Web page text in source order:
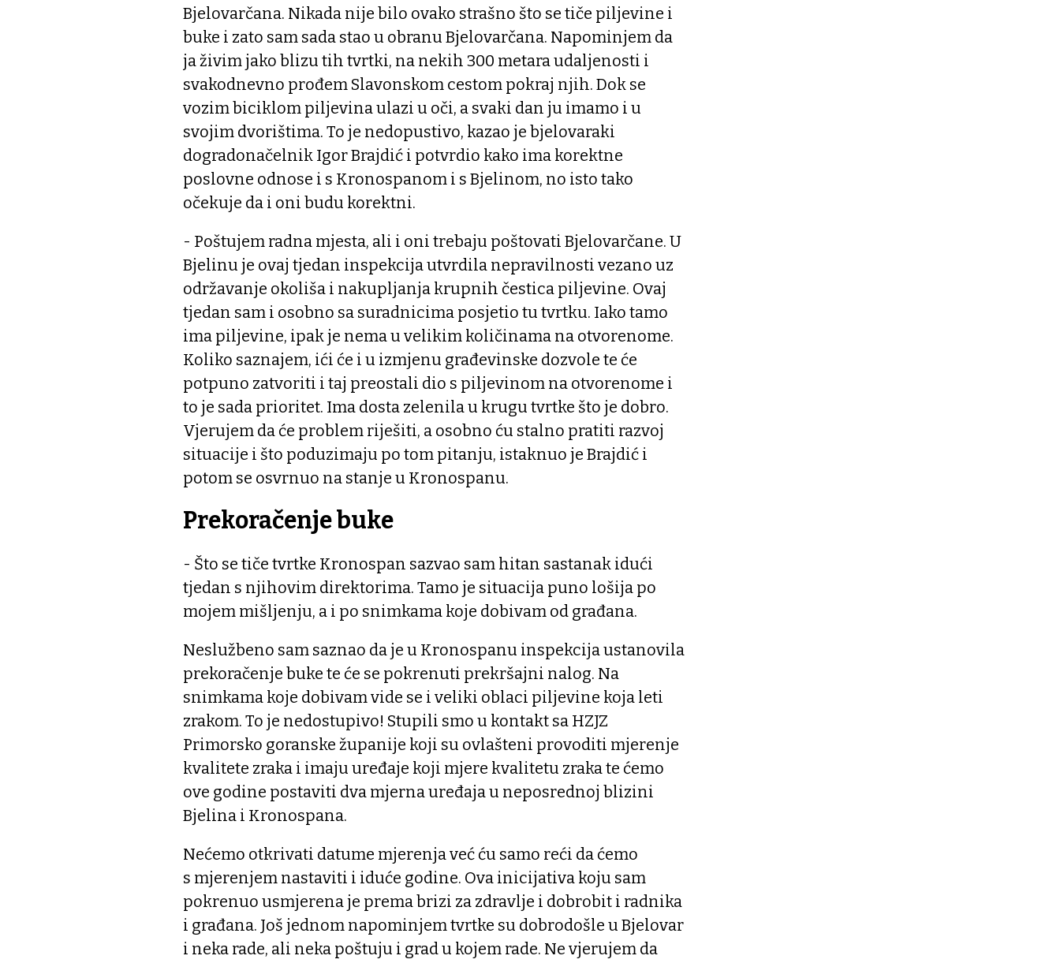
Bjelovarčana. Nikada nije bilo ovako strašno što se tiče piljevine i
buke i zato sam sada stao u obranu Bjelovarčana. Napominjem da
ja živim jako blizu tih tvrtki, na nekih 300 metara udaljenosti i
svakodnevno prođem Slavonskom cestom pokraj njih. Dok se
vozim biciklom piljevina ulazi u oči, a svaki dan ju imamo i u
svojim dvorištima. To je nedopustivo, kazao je bjelovaraki
dogradonačelnik Igor Brajdić i potvrdio kako ima korektne
poslovne odnose i s Kronospanom i s Bjelinom, no isto tako
očekuje da i oni budu korektni.
- Poštujem radna mjesta, ali i oni trebaju poštovati Bjelovarčane. U
Bjelinu je ovaj tjedan inspekcija utvrdila nepravilnosti vezano uz
održavanje okoliša i nakupljanja krupnih čestica piljevine. Ovaj
tjedan sam i osobno sa suradnicima posjetio tu tvrtku. Iako tamo
ima piljevine, ipak je nema u velikim količinama na otvorenome.
Koliko saznajem, ići će i u izmjenu građevinske dozvole te će
potpuno zatvoriti i taj preostali dio s piljevinom na otvorenome i
to je sada prioritet. Ima dosta zelenila u krugu tvrtke što je dobro.
Vjerujem da će problem riješiti, a osobno ću stalno pratiti razvoj
situacije i što poduzimaju po tom pitanju, istaknuo je Brajdić i
potom se osvrnuo na stanje u Kronospanu.
Prekoračenje buke
- Što se tiče tvrtke Kronospan sazvao sam hitan sastanak idući
tjedan s njihovim direktorima. Tamo je situacija puno lošija po
mojem mišljenju, a i po snimkama koje dobivam od građana.
Neslužbeno sam saznao da je u Kronospanu inspekcija ustanovila
prekoračenje buke te će se pokrenuti prekršajni nalog. Na
snimkama koje dobivam vide se i veliki oblaci piljevine koja leti
zrakom. To je nedostupivo! Stupili smo u kontakt sa HZJZ
Primorsko goranske županije koji su ovlašteni provoditi mjerenje
kvalitete zraka i imaju uređaje koji mjere kvalitetu zraka te ćemo
ove godine postaviti dva mjerna uređaja u neposrednoj blizini
Bjelina i Kronospana.
Nećemo otkrivati datume mjerenja već ću samo reći da ćemo
s mjerenjem nastaviti i iduće godine. Ova inicijativa koju sam
pokrenuo usmjerena je prema brizi za zdravlje i dobrobit i radnika
i građana. Još jednom napominjem tvrtke su dobrodošle u Bjelovar
i neka rade, ali neka poštuju i grad u kojem rade. Ne vjerujem da